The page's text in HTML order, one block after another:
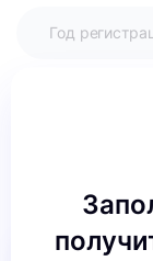
Год
Сбросить